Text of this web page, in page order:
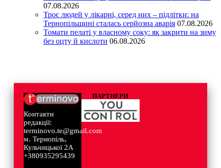
07.08.2026
Троє людей у лікарні, серед них – підлітки: на
Тернопільщині сталась серйозна аварія 07.08.2026
Томати пелаті у власному соку: як закрити на зиму
без оцту й кислоти 06.08.2026
Контакти
редакції:
terminovo.te@gmail.com
м. Тернопіль,
Кульчицької 2А
+380935295439
ПАРТНЕРИ